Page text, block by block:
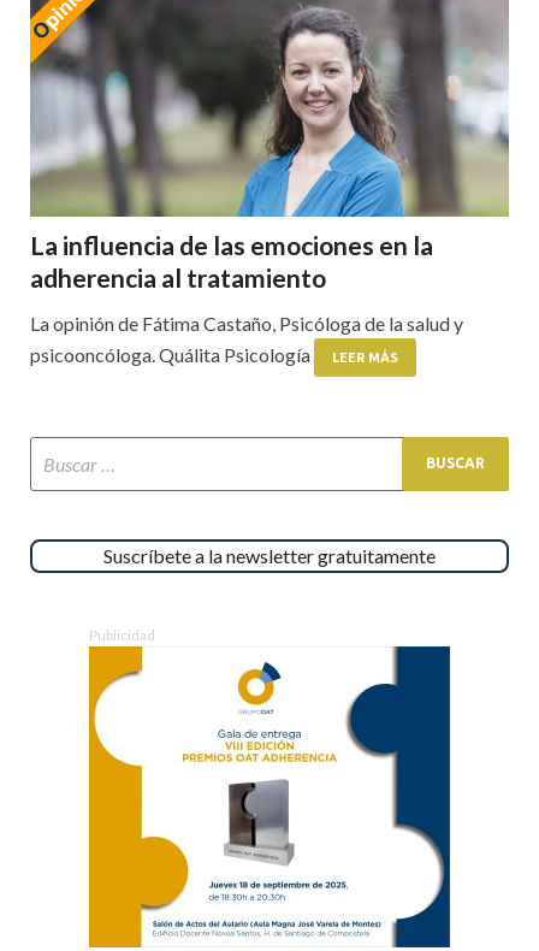
La influencia de las emociones en la
adherencia al tratamiento
La opinión de Fátima Castaño, Psicóloga de la salud y
psicooncóloga. Quálita Psicología
LEER MÁS
Suscríbete a la newsletter gratuitamente
Publicidad